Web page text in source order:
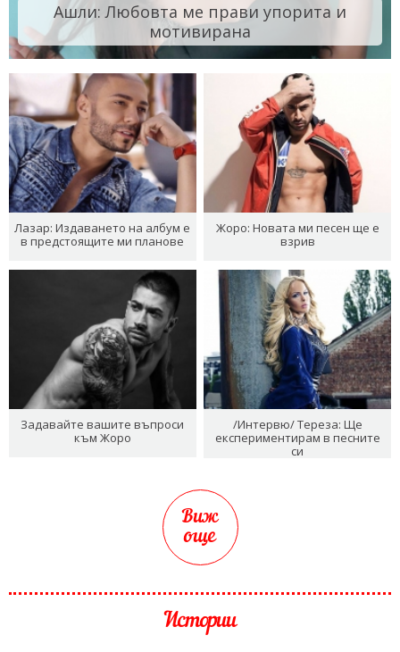
Ашли: Любовта ме прави упорита и
мотивирана
Лазар: Издаването на албум е
в предстоящите ми планове
Жоро: Новата ми песен ще е
взрив
Задавайте вашите въпроси
към Жоро
/Интервю/ Тереза: Ще
експериментирам в песните
си
Виж
още
Истории